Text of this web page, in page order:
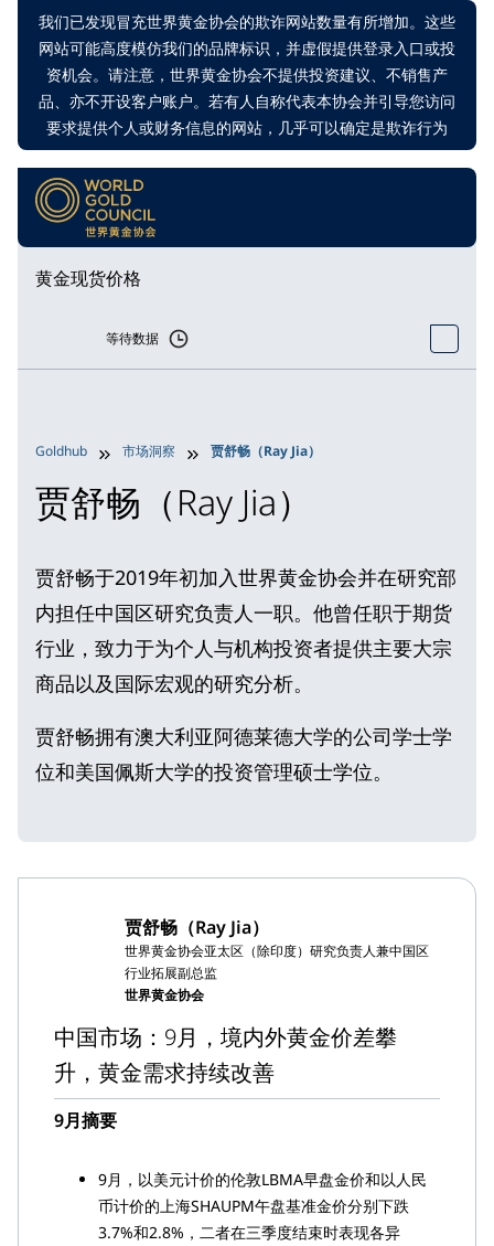
我们已发现冒充世界黄金协会的欺诈网站数量有所增加。这些
网站可能高度模仿我们的品牌标识，并虚假提供登录入口或投
资机会。请注意，世界黄金协会不提供投资建议、不销售产
品、亦不开设客户账户。若有人自称代表本协会并引导您访问
要求提供个人或财务信息的网站，几乎可以确定是欺诈行为
黄金现货价格
等待数据
Goldhub 市场洞察 贾舒畅（Ray Jia）
贾舒畅（Ray Jia）
贾舒畅于2019年初加入世界黄金协会并在研究部
内担任中国区研究负责人一职。他曾任职于期货
行业，致力于为个人与机构投资者提供主要大宗
商品以及国际宏观的研究分析。
贾舒畅拥有澳大利亚阿德莱德大学的公司学士学
位和美国佩斯大学的投资管理硕士学位。
贾舒畅（Ray Jia）
世界黄金协会亚太区（除印度）研究负责人兼中国区
行业拓展副总监
世界黄金协会
中国市场：9月，境内外黄金价差攀
升，黄金需求持续改善
9月摘要
9月，以美元计价的伦敦LBMA早盘金价和以人民
币计价的上海SHAUPM午盘基准金价分别下跌
3.7%和2.8%，二者在三季度结束时表现各异